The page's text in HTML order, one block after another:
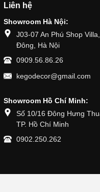
Liên hệ
Showroom Hà Nội:
J03-07 An Phú Shop
Đông, Hà Nội
0909.56.86.26
kegodecor@gmail.com
Showroom Hồ Chí Minh:
Số 10/16 Đông Hưng
TP. Hồ Chí Minh
0902.250.262